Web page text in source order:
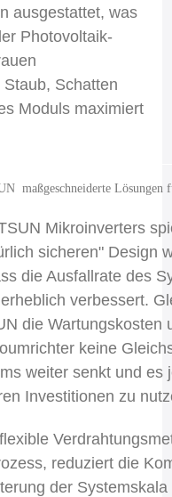
ausgestattet, was
Photovoltaik-
Schatten
Moduls maximiert
maßgeschneiderte Lösungen
Mikroinverters
sicheren" Design
die Ausfallrate des
verbessert.
die
keine
weiter senkt und
Investitionen zu
reduziert die
der